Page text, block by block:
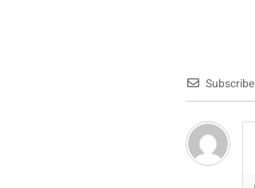
Subscribe